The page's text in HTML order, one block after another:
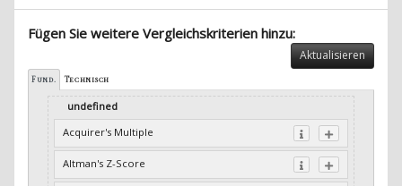
Fügen Sie weitere Vergleichskriterien hinzu:
Aktualisieren
Fund. Technisch
undefined
Acquirer's Multiple
Altman's Z-Score